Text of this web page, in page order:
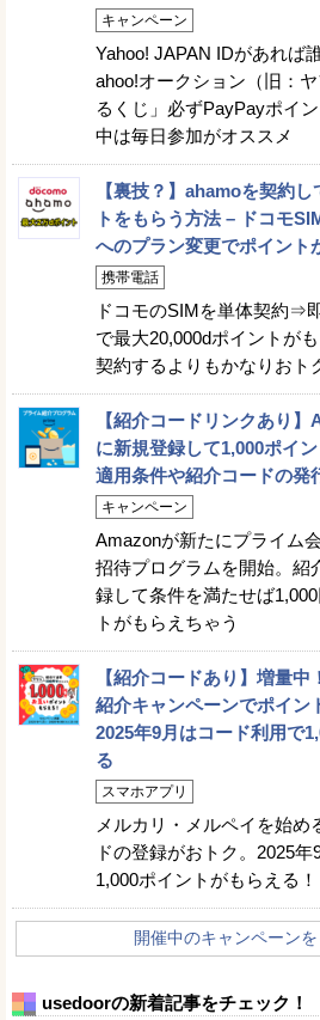
キャンペーン
Yahoo! JAPAN IDがあれば
ahoo!オークション（旧：
るくじ」必ずPayPayポイ
中は毎日参加がオススメ
【裏技？】ahamoを契約
トをもらう方法 – ドコモ
へのプラン変更でポイント
携帯電話
ドコモのSIMを単体契約⇒
で最大20,000dポイントが
契約するよりもかなりおト
【紹介コードリンクあり
に新規登録して1,000ポイ
適用条件や紹介コードの発
キャンペーン
Amazonが新たにプライム
招待プログラムを開始。紹
録して条件を満たせば
トがもらえちゃう
【紹介コードあり】増量
紹介キャンペーンでポイン
2025年9月はコード利用で
る
スマホアプリ
メルカリ・メルペイを始め
ドの登録がおトク。2025
1,000ポイントがもらえる！
開催中のキャンペーン
usedoorの新着記事をチェック！